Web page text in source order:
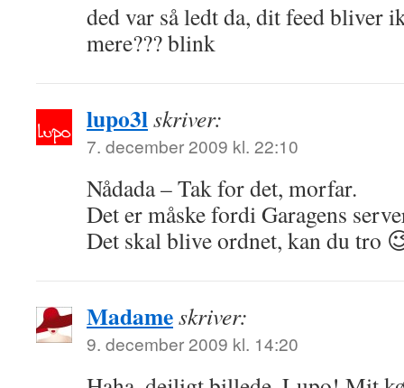
ded var så ledt da, dit feed bliver
mere??? blink
lupo3lskriver:
7. december 2009 kl. 22:10
Nådada – Tak for det, morfar.
Det er måske fordi Garagens
Det skal blive ordnet, kan du tro
Madameskriver:
9. december 2009 kl. 14:20